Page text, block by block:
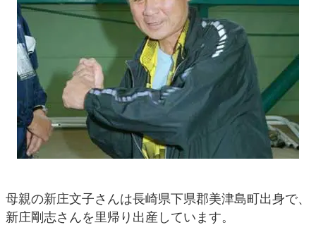
母親の新庄文子さんは長崎県下県郡美津島町出身で、
新庄剛志さんを里帰り出産しています。